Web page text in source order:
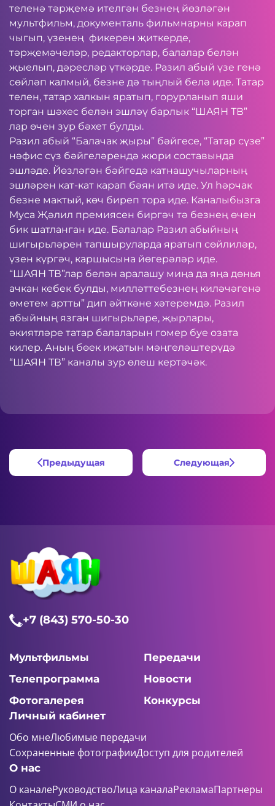
теленә тәрҗемә ителгән безнең йөзләгән
мультфильм, документаль фильмнарны карап
чыгып, үзенең фикерен җиткерде,
тәрҗемәчеләр, редакторлар, балалар белән
җыелып, дәресләр үткәрде. Разил абый үзе генә
сөйләп калмый, безне дә тыңлый белә иде. Татар
телен, татар халкын яратып, горурланып яши
торган шәхес белән эшләү барлык “ШАЯН ТВ”
лар өчен зур бәхет булды.
Разил абый “Балачак җыры” бәйгесе, “Татар сүзе”
нәфис сүз бәйгеләрендә жюри составында
эшләде. Йөзләгән бәйгедә катнашучыларның
эшләрен кат-кат карап бәян итә иде. Ул һәрчак
безне мактый, көч биреп тора иде. Каналыбызга
Муса Җәлил премиясен биргәч тә безнең өчен
бик шатланган иде. Балалар Разил абыйның
шигырьләрен тапшыруларда яратып сөйлиләр,
үзен күргәч, каршысына йөгерәләр иде.
“ШАЯН ТВ”лар белән аралашу миңа да яңа дөнья
ачкан кебек булды, милләттебезнең киләчәгенә
өметем артты” дип әйткәне хәтеремдә. Разил
абыйның язган шигырьләре, җырлары,
әкиятләре татар балаларын гомер буе озата
килер. Аның бөек иҗатын мәңгеләштерүдә
“ШАЯН ТВ” каналы зур өлеш кертәчәк.
Предыдущая Следующая
+7 (843) 570-50-30
Мультфильмы
Передачи
Телепрограмма
Новости
Фотогалерея
Конкурсы
Личный кабинет
Обо мнеЛюбимые передачи
Сохраненные фотографииДоступ для родителей
О нас
О каналеРуководствоЛица каналаРекламаПартнеры